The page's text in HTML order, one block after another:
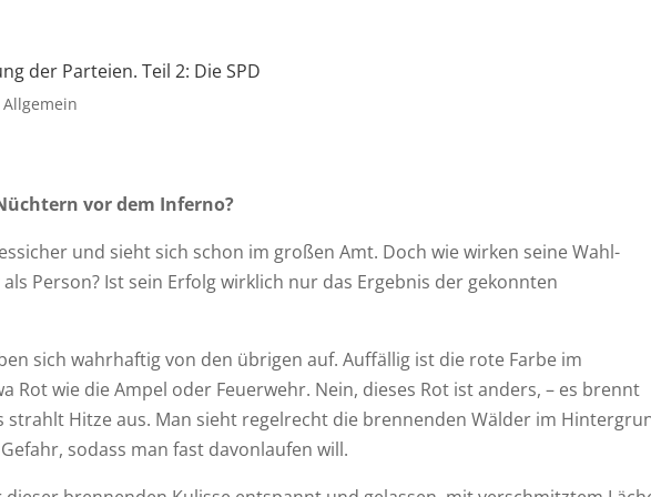
der Parteien. Teil 2: Die SPD
Allgemein
vor dem Inferno?
und sieht sich schon im großen Amt. Doch wie wirken seine Wahl-
Person? Ist sein Erfolg wirklich nur das Ergebnis der gekonnten
sich wahrhaftig von den übrigen auf. Auffällig ist die rote Farbe im
Rot wie die Ampel oder Feuerwehr. Nein, dieses Rot ist anders, – es brennt
strahlt Hitze aus. Man sieht regelrecht die brennenden Wälder im
sodass man fast davonlaufen will.